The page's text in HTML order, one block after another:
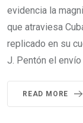
evidencia la
que atraviesa
replicado en su
J. Pentón el envío
READ MORE